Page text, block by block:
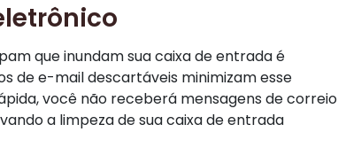
que inundam sua caixa de entrada é
de e-mail descartáveis minimizam esse
você não receberá mensagens de correio
a limpeza de sua caixa de entrada